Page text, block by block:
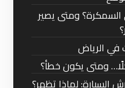
ومتى يصير
في الرياض
ومتى يكون خطأ؟
السيارة: لماذا تظهر؟